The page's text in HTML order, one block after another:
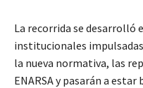
La recorrida se desarrolló
institucionales
la nueva normativa, las
ENARSA y pasarán a